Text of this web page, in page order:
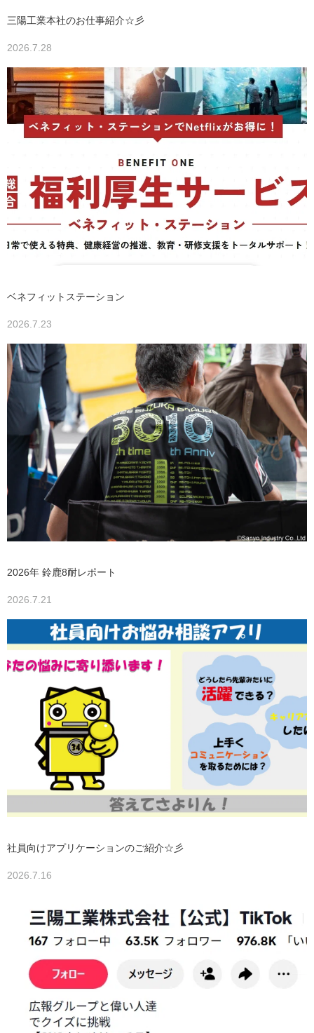
三陽工業本社のお仕事紹介☆彡
2026.7.28
ベネフィットステーション
2026.7.23
2026年 鈴鹿8耐レポート
2026.7.21
社員向けアプリケーションのご紹介☆彡
2026.7.16